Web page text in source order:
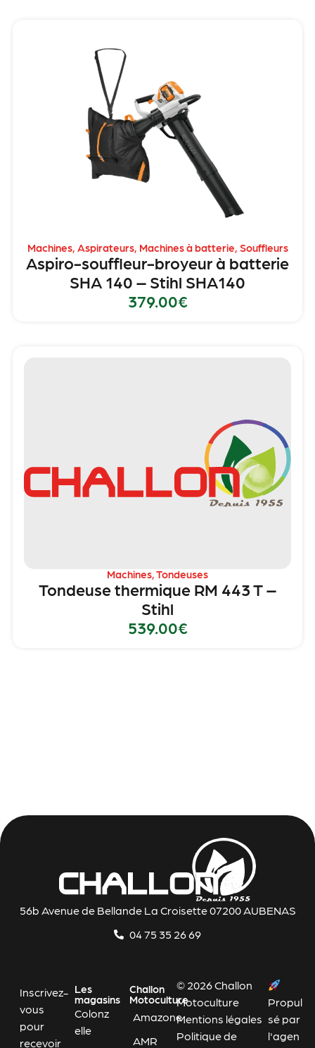
Machines, Aspirateurs, Machines à batterie, Souffleurs
Aspiro-souffleur-broyeur à batterie
SHA 140 – Stihl SHA140
379.00€
Machines,Tondeuses
Tondeuse thermique RM 443 T –
Stihl
539.00€
56b Avenue de Bellande La Croisette 07200 AUBENAS
04 75 35 26 69
Inscrivez-
vous
pour
recevoir
Les
magasins
Colonz
elle
Challon
Motoculture
Amazone
AMR
© 2026 Challon
Motoculture
Mentions légales
Politique de
Propul
sé par
l'agen